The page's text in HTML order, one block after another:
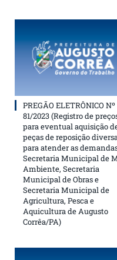
PREGÃO ELETRÔNICO Nº
81/2023 (Registro de
para eventual aquisição
peças de reposição
para atender as
Secretaria Municipal de
Ambiente, Secretaria
Municipal de Obras e
Secretaria Municipal de
Agricultura, Pesca e
Aquicultura de Augusto
Corrêa/PA)